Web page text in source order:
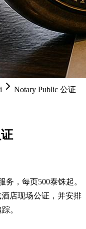
Notary Public 公证
务，每页500泰铢起。
店现场公证，并安排
。